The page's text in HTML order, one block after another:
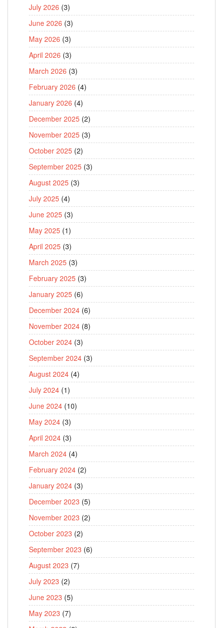
July 2026 (3)
June 2026 (3)
May 2026 (3)
April 2026 (3)
March 2026 (3)
February 2026 (4)
January 2026 (4)
December 2025 (2)
November 2025 (3)
October 2025 (2)
September 2025 (3)
August 2025 (3)
July 2025 (4)
June 2025 (3)
May 2025 (1)
April 2025 (3)
March 2025 (3)
February 2025 (3)
January 2025 (6)
December 2024 (6)
November 2024 (8)
October 2024 (3)
September 2024 (3)
August 2024 (4)
July 2024 (1)
June 2024 (10)
May 2024 (3)
April 2024 (3)
March 2024 (4)
February 2024 (2)
January 2024 (3)
December 2023 (5)
November 2023 (2)
October 2023 (2)
September 2023 (6)
August 2023 (7)
July 2023 (2)
June 2023 (5)
May 2023 (7)